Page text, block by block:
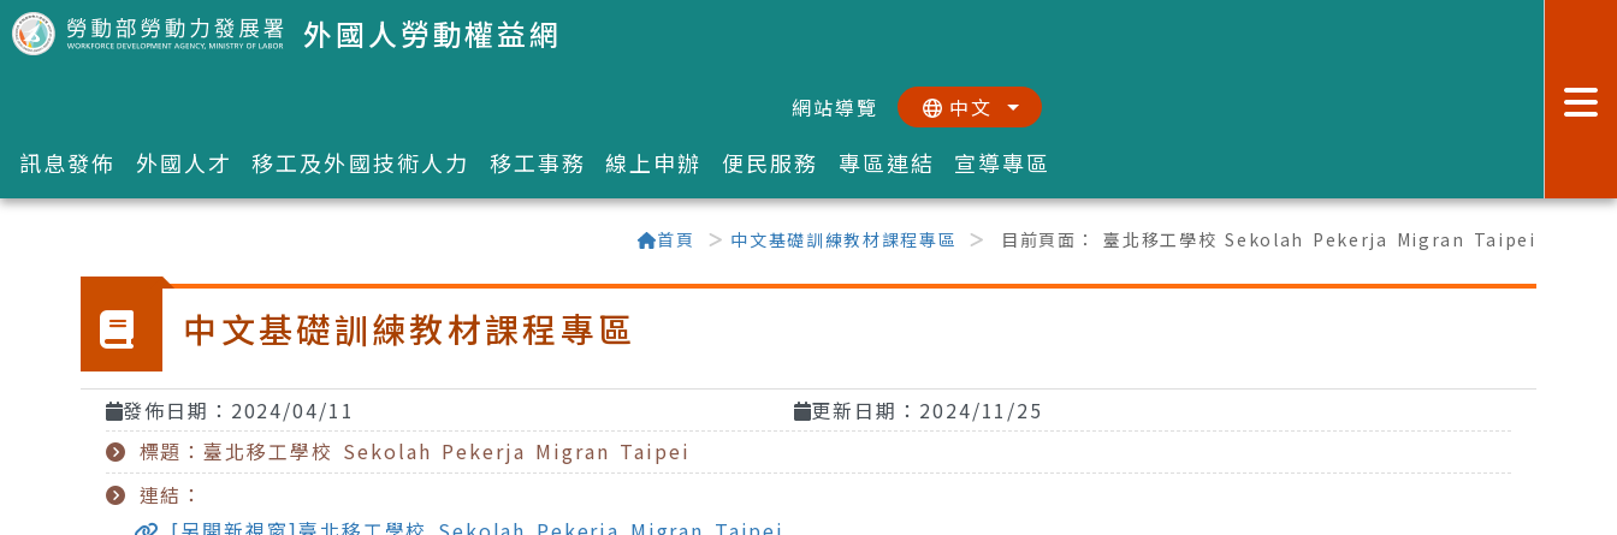
跳到主要內容區塊 外國人勞動權益網
:::網站導覽 中文
訊息發佈 外國人才 移工及外國技術人力 移工事務 線上申辦 便民服務 專區連結 宣導專區
首頁 中文基礎訓練教材課程專區 目前頁面： 臺北移工學校 Sekolah Pekerja Migran Taipei
中文基礎訓練教材課程專區
發佈日期：2024/04/11
更新日期：2024/11/25
標題：臺北移工學校 Sekolah Pekerja Migran Taipei
連結：